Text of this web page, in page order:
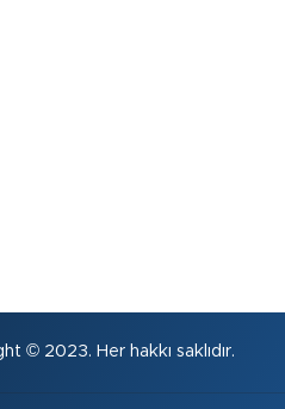
© 2023. Her hakkı saklıdır.